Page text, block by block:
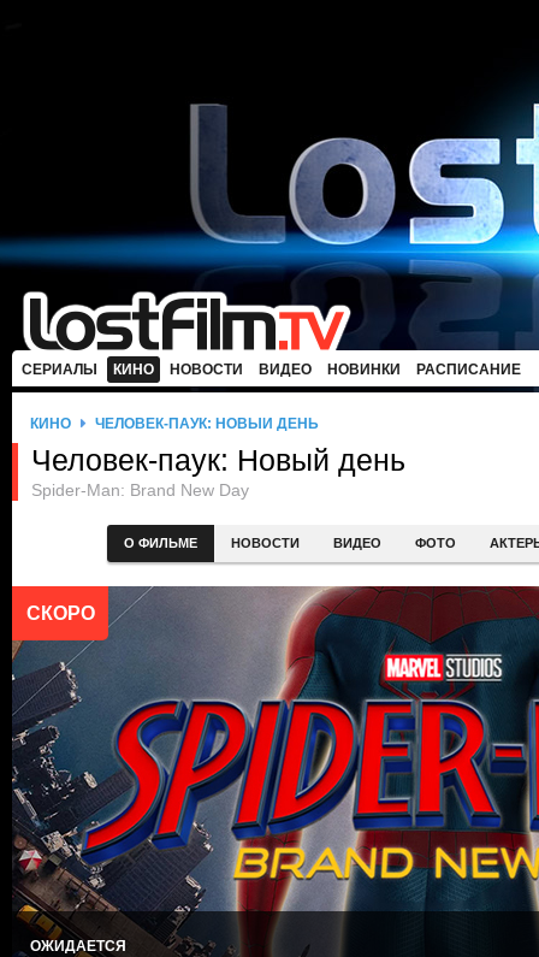
СЕРИАЛЫ КИНО НОВОСТИ ВИДЕО НОВИНКИ РАСПИСАНИЕ
КИНО ЧЕЛОВЕК-ПАУК: НОВЫЙ ДЕНЬ
Человек-паук: Новый день
Spider-Man: Brand New Day
О ФИЛЬМЕ НОВОСТИ ВИДЕО ФОТО
ОЖИДАЕТСЯ
СКОРО